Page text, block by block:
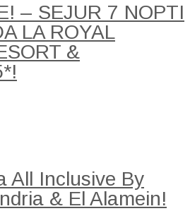
– SEJUR 7 NOPTI
LA ROYAL
&
All Inclusive By
& El Alamein!